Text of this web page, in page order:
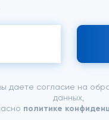
даете согласие на
данных,
политике